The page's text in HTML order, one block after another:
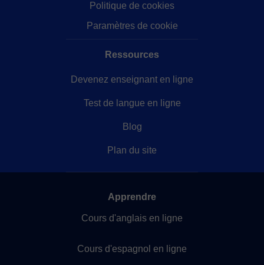
Politique de cookies
Paramètres de cookie
Ressources
Devenez enseignant en ligne
Test de langue en ligne
Blog
Plan du site
Apprendre
Cours d'anglais en ligne
Cours d'espagnol en ligne